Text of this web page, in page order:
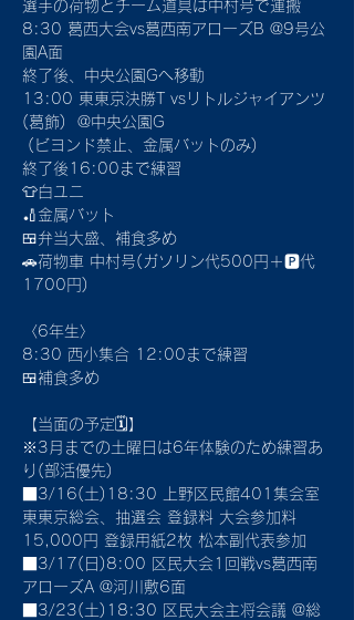
選手の荷物とチーム道具は中村号で運搬
8:30 葛西大会vs葛西南アローズB @9号公
園A面
終了後、中央公園Gへ移動
13:00 東東京決勝T vsリトルジャイアンツ
(葛飾)  @中央公園G
(ビヨンド禁止、金属バットのみ)
終了後16:00まで練習
👕白ユニ
🏏金属バット
🍱弁当大盛、補食多め
🚗荷物車 中村号(ガソリン代500円＋🅿代
1700円)
〈6年生〉
8:30 西小集合 12:00まで練習
🍱補食多め
【当面の予定🗓】
※3月までの土曜日は6年体験のため練習あ
り(部活優先)
■3/16(土)18:30 上野区民館401集会室
東東京総会、抽選会 登録料 大会参加料
15,000円 登録用紙2枚 松本副代表参加
■3/17(日)8:00 区民大会1回戦vs葛西南
アローズA @河川敷6面
■3/23(土)18:30 区民大会主将会議 @総